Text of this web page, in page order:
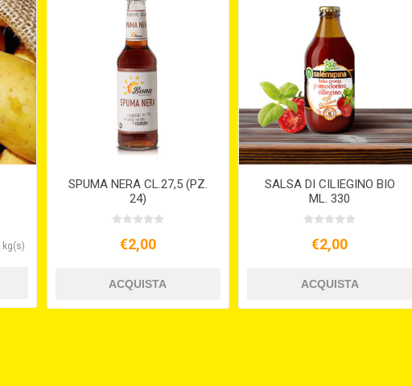
kg(s)
SPUMA NERA CL.27,5 (PZ.
24)
€2,00
SALSA DI CILIEGINO BIO
ML. 330
€2,00